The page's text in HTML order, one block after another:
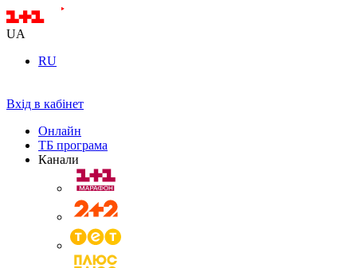
UA
RU
Вхід в кабінет
Онлайн
ТБ програма
Канали